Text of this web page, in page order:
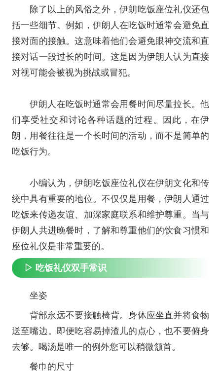
除了以上的风俗之外，伊朗吃饭座位礼仪还包
括一些细节。例如，伊朗人在吃饭时通常会避免直
接对面的接触。这意味着他们会避免眼神交流和直
接对话一段过长的时间。这是因为伊朗人认为直接
对视可能会被视为挑战或冒犯。
伊朗人在吃饭时通常会用餐时间尽量拉长。他
们享受社交和讨论各种话题的过程。因此，在伊
朗，用餐往往是一个长时间的活动，而不是简单的
吃饭行为。
小编认为，伊朗吃饭座位礼仪在伊朗文化和传
统中具有重要的地位。不仅仅是用餐，伊朗人通过
吃饭来传递友谊、加深家庭联系和维护尊重。当与
伊朗人共进晚餐时，了解和尊重他们的饮食习惯和
座位礼仪是非常重要的。
▷ 吃饭礼仪双手常识
坐姿
背部永远不要接触椅背。身体应坐直并将食物
送至嘴边。即便吃容易掉渣儿的点心，也不要俯身
去够。喝汤是唯一的例外您可以稍微颔首。
餐巾的尺寸